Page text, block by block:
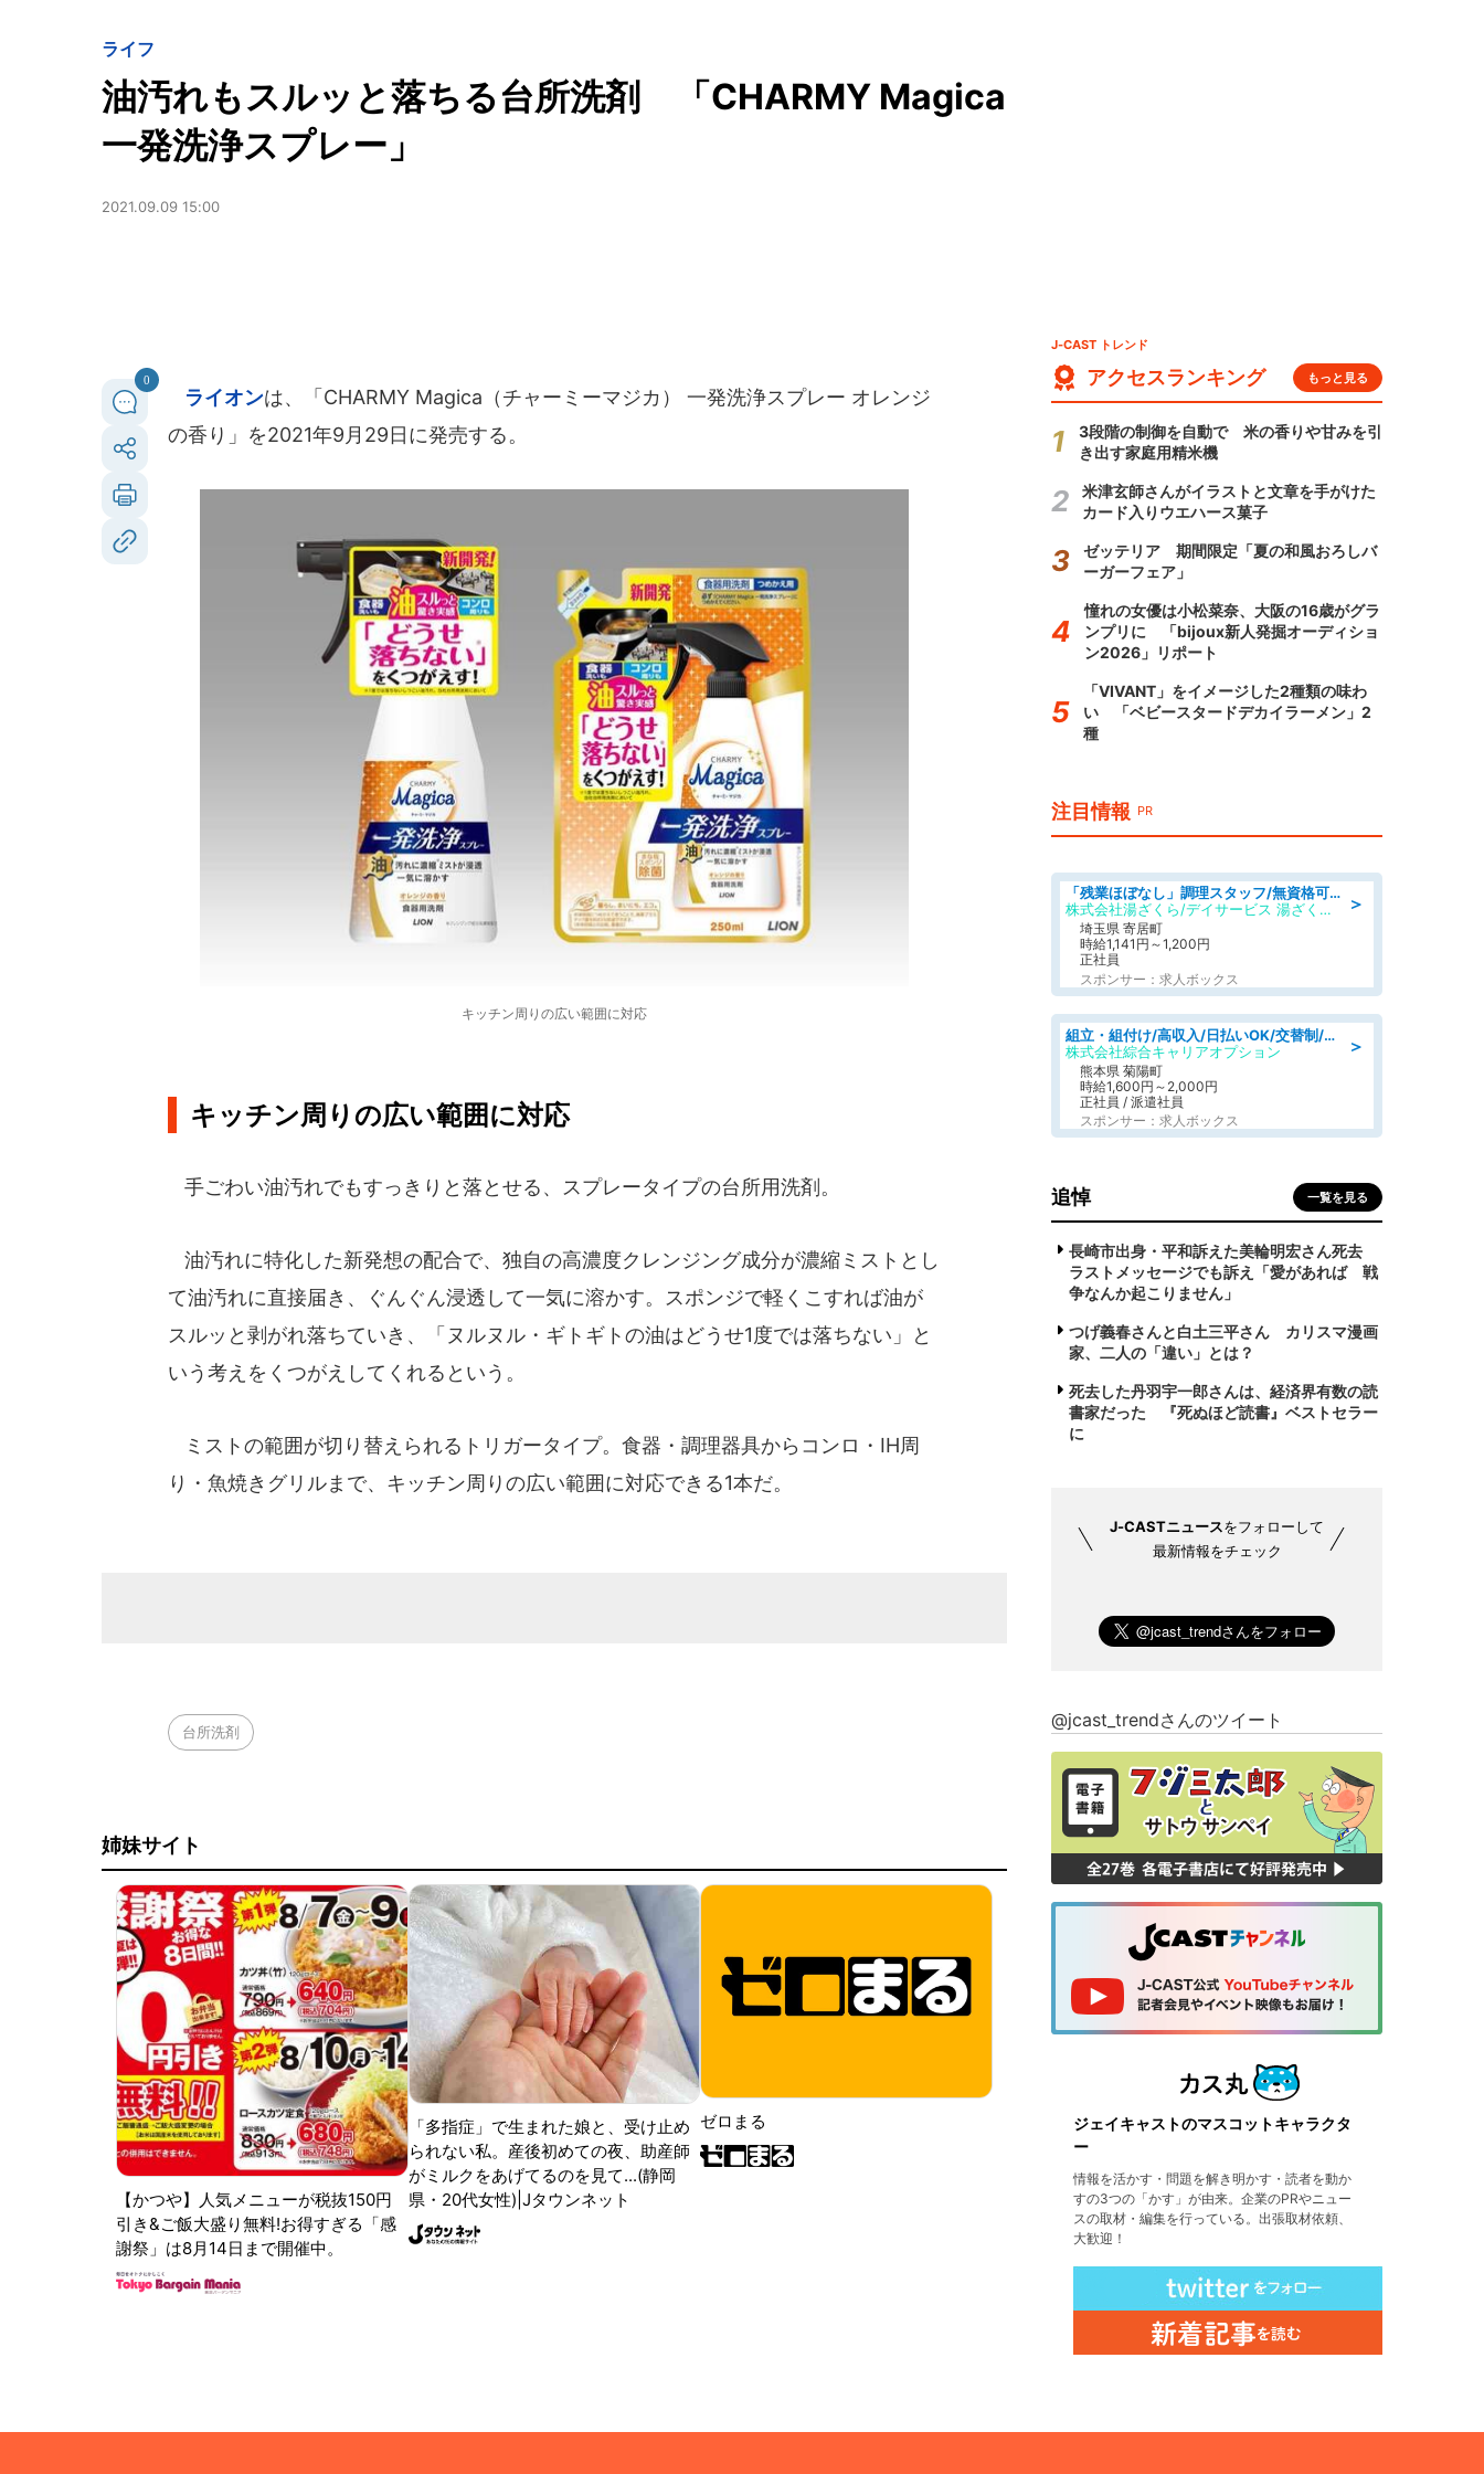
ライフ
油汚れもスルッと落ちる台所洗剤 「CHARMY Magica
一発洗浄スプレー」
2021.09.09 15:00
0
ライオンは、「CHARMY Magica（チャーミーマジカ） 一発洗浄スプレー オレンジ
の香り」を2021年9月29日に発売する。
キッチン周りの広い範囲に対応
キッチン周りの広い範囲に対応
手ごわい油汚れでもすっきりと落とせる、スプレータイプの台所用洗剤。
油汚れに特化した新発想の配合で、独自の高濃度クレンジング成分が濃縮ミストとし
て油汚れに直接届き、ぐんぐん浸透して一気に溶かす。スポンジで軽くこすれば油が
スルッと剥がれ落ちていき、「ヌルヌル・ギトギトの油はどうせ1度では落ちない」と
いう考えをくつがえしてくれるという。
ミストの範囲が切り替えられるトリガータイプ。食器・調理器具からコンロ・IH周
り・魚焼きグリルまで、キッチン周りの広い範囲に対応できる1本だ。
台所洗剤
姉妹サイト
【かつや】人気メニューが税抜150円
引き&ご飯大盛り無料!お得すぎる「感
謝祭」は8月14日まで開催中。
「多指症」で生まれた娘と、受け止め
られない私。産後初めての夜、助産師
がミルクをあげてるのを見て...(静岡
県・20代女性)|Jタウンネット
ゼロまる
J-CAST トレンド
アクセスランキング もっと見る
3段階の制御を自動で 米の香りや甘みを引
き出す家庭用精米機
米津玄師さんがイラストと文章を手がけた
カード入りウエハース菓子
ゼッテリア 期間限定「夏の和風おろしバ
ーガーフェア」
憧れの女優は小松菜奈、大阪の16歳がグラ
ンプリに 「bijoux新人発掘オーディショ
ン2026」リポート
「VIVANT」をイメージした2種類の味わ
い 「ベビースタードデカイラーメン」2
種
注目情報 PR
＞
「残業ほぼなし」調理スタッフ/無資格可/正職員/日勤のみ/デイサービス/社会保障完備
株式会社湯ざくら/デイサービス 湯ざくらケアリゾート
埼玉県 寄居町
時給1,141円～1,200円
正社員
スポンサー：求人ボックス
＞
組立・組付け/高収入/日払いOK/交替制/20・30・40代活躍中/製造 工場
株式会社綜合キャリアオプション
熊本県 菊陽町
時給1,600円～2,000円
正社員 / 派遣社員
スポンサー：求人ボックス
追悼 一覧を見る
長崎市出身・平和訴えた美輪明宏さん死去
ラストメッセージでも訴え「愛があれば 戦
争なんか起こりません」
つげ義春さんと白土三平さん カリスマ漫画
家、二人の「違い」とは？
死去した丹羽宇一郎さんは、経済界有数の読
書家だった 『死ぬほど読書』ベストセラー
に
J-CASTニュースをフォローして
最新情報をチェック
@jcast_trendさんのツイート
ジェイキャストのマスコットキャラクタ
ー
情報を活かす・問題を解き明かす・読者を動か
すの3つの「かす」が由来。企業のPRやニュー
スの取材・編集を行っている。出張取材依頼、
大歓迎！